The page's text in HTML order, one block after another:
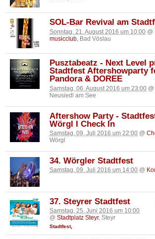
SOL-Bar Revival am
Sonntag, 21. August 2016 um 10:00 @
musicclub , Bad Vöslau
Pusztabeatz - Next Level
Stadtfest Aftershowparty
Pandora & DOREE
Samstag, 06. August 2016 um 23:00 @
Neusiedl am See
Aftershow Party -
Wörgl I Check In
Samstag, 09. Juli 2016 um 22:00 @
Wörgl
34. Wörgler Stadtfest
Samstag, 09. Juli 2016 um 14:00 @
37. Steyrer Stadtfest
Samstag, 25. Juni 2016 um 10:00
@ Stadtplatz Steyr, Steyr
Stadtfest,